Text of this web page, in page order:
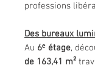
professions
Des bureaux
Au 6ᵉ étage,
de 163,41 m²